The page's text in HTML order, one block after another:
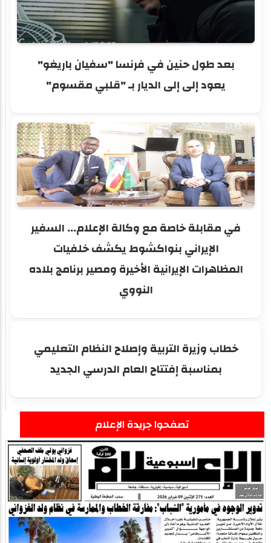
بعد طول حنين في فرنسا "سفيان باريغو"
يعود إلى إلى الديار بـ "قلبي مقسوم"
في مقابلة خاصة مع وكالة الإعلام... السفير
الإيراني بنواكشوط يكشف خلفيات
المظاهرات الإيرانية الأخيرة ومصير برنامج بلاده
النووي
خطاب وزيرة التربية وإصلاح النظام التعليمي
بمناسبة إفتتاح العام الدرسي الجديد
تصفحوا جريدة الإعلام